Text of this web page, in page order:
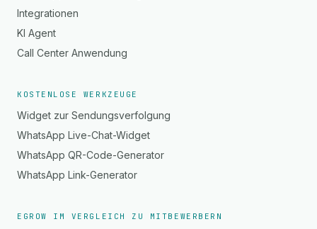
Integrationen
KI Agent
Call Center Anwendung
KOSTENLOSE WERKZEUGE
Widget zur Sendungsverfolgung
WhatsApp Live-Chat-Widget
WhatsApp QR-Code-Generator
WhatsApp Link-Generator
EGROW IM VERGLEICH ZU MITBEWERBERN